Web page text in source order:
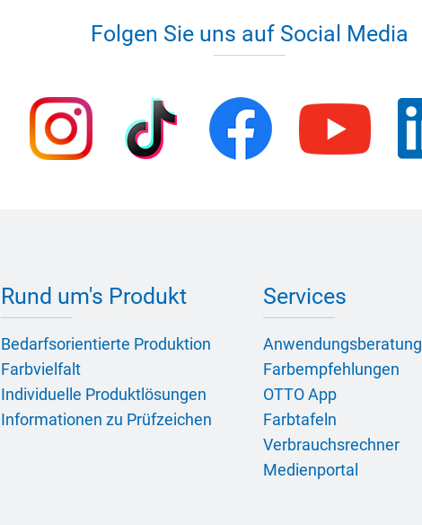
Folgen Sie uns auf Social Media
Rund um's Produkt
Bedarfsorientierte Produktion
Farbvielfalt
Individuelle Produktlösungen
Informationen zu Prüfzeichen
Services
Anwendungsberatung
Farbempfehlungen
OTTO App
Farbtafeln
Verbrauchsrechner
Medienportal